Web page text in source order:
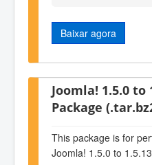
Baixar agora
Joomla! 1.5.0 to
Package
This package is for
Joomla! 1.5.0 to 1.5.13